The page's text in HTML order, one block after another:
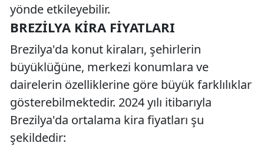
yönde etkileyebilir.
BREZILYA KIRA FIYATLARI
Brezilya'da konut kiraları, şehirlerin
büyüklüğüne, merkezi konumlara ve
dairelerin özelliklerine göre büyük farklılıklar
gösterebilmektedir. 2024 yılı itibarıyla
Brezilya'da ortalama kira fiyatları şu
şekildedir: